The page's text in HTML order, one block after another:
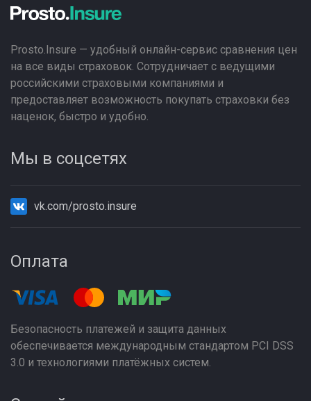
Prosto.Insure — удобный онлайн-сервис сравнения цен
на все виды страховок. Сотрудничает с ведущими
российскими страховыми компаниями и
предоставляет возможность покупать страховки без
наценок, быстро и удобно.
Мы в соцсетях
vk.com/prosto.insure
Оплата
Безопасность платежей и защита данных
обеспечивается международным стандартом PCI DSS
3.0 и технологиями платёжных систем.